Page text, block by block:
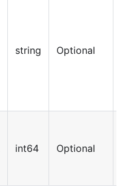
string Optional
int64 Optional